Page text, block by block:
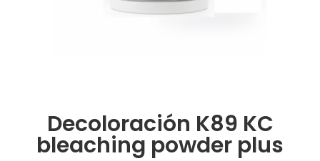
Decoloración K89 KC
bleaching powder plus